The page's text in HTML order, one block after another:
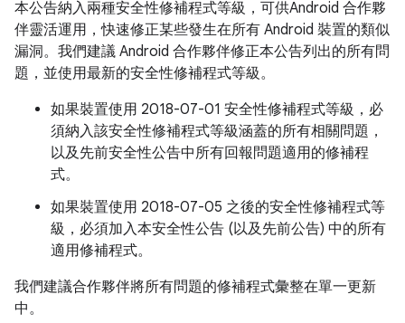
本公告納入兩種安全性修補程式等級，可供Android 合作夥
伴靈活運用，快速修正某些發生在所有 Android 裝置的類似
漏洞。我們建議 Android 合作夥伴修正本公告列出的所有問
題，並使用最新的安全性修補程式等級。
如果裝置使用 2018-07-01 安全性修補程式等級，必
須納入該安全性修補程式等級涵蓋的所有相關問題，
以及先前安全性公告中所有回報問題適用的修補程
式。
如果裝置使用 2018-07-05 之後的安全性修補程式等
級，必須加入本安全性公告 (以及先前公告) 中的所有
適用修補程式。
我們建議合作夥伴將所有問題的修補程式彙整在單一更新
中。